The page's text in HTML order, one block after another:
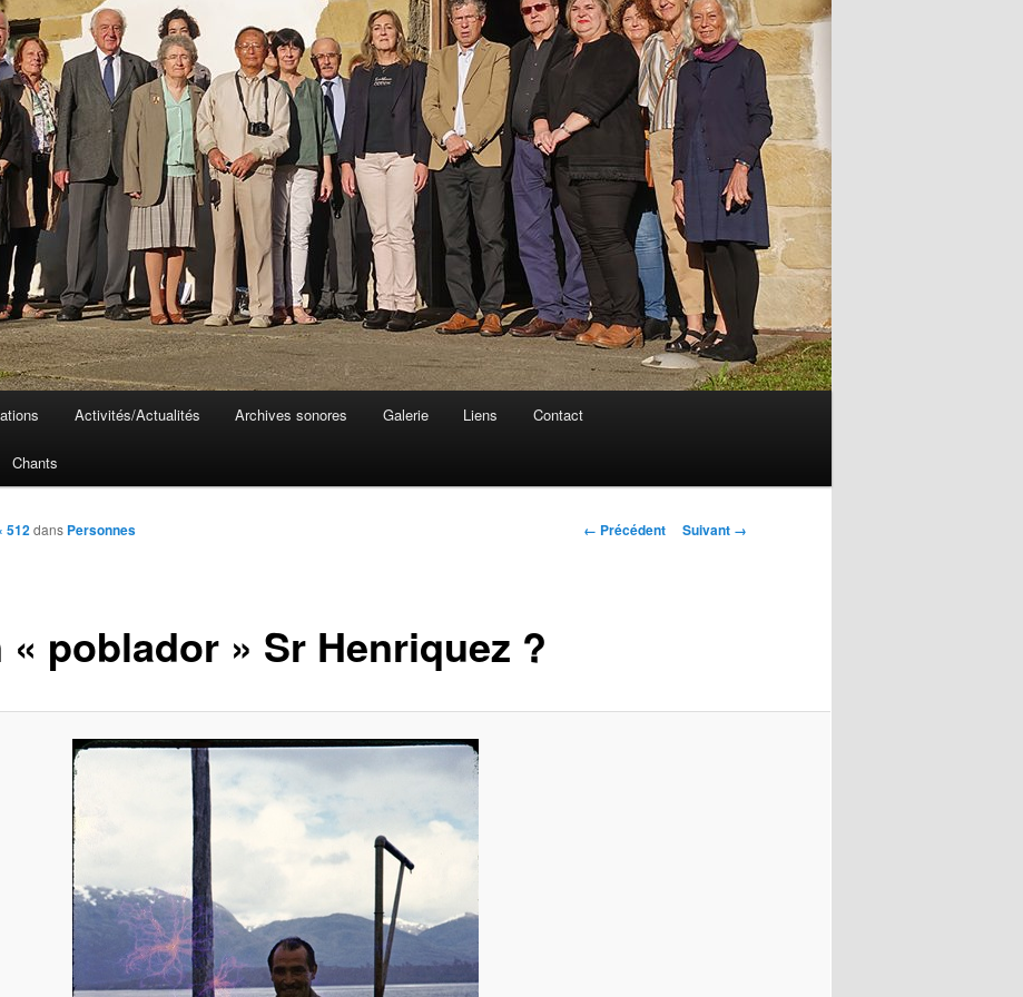
Activités/Actualités Archives sonores Galerie Liens Contact
Chants
Navigation
← Précédent Suivant →
« poblador » Sr Henriquez ?
512dans Personnes